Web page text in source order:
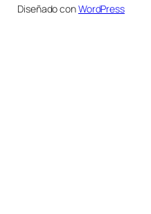
Diseñado conWordPress